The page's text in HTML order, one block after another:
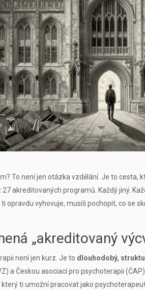
To není jen otázka vzdělání. Je to cesta,
akreditovaných programů. Každý jiný.
opravdu vyhovuje, musíš pochopit, co se
„akreditovaný
není jen kurz. Je to dlouhodobý,
a Českou asociací pro psychoterapii (ČAP)
ti umožní pracovat jako